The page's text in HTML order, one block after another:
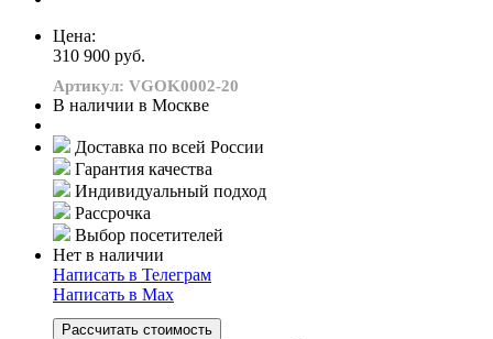
Цена:
310 900 руб.
Артикул: VGOK0002-20
В наличии в Москве
Доставка по всей России
Гарантия качества
Индивидуальный подход
Рассрочка
Выбор посетителей
Нет в наличии
Написать в Телеграм
Написать в Мах
Рассчитать стоимость